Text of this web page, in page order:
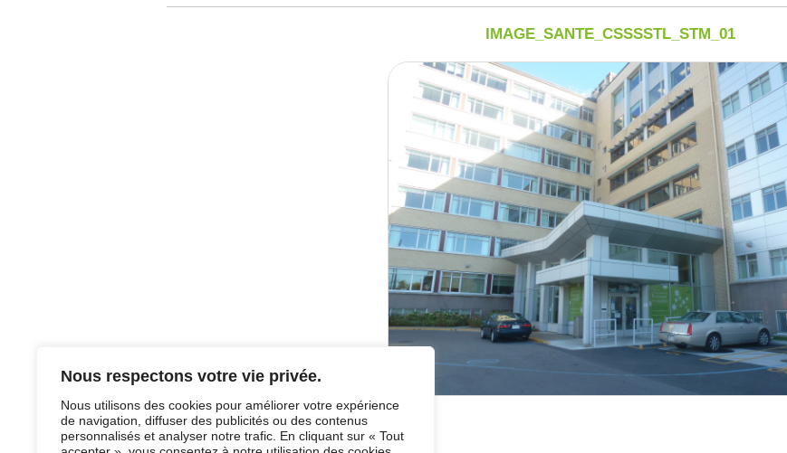
Nous respectons votre vie privée.
Nous utilisons des cookies pour améliorer votre expérience
de navigation, diffuser des publicités ou des contenus
personnalisés et analyser notre trafic. En cliquant sur « Tout
IMAGE_SANTE_CSSSSTL_STM_01